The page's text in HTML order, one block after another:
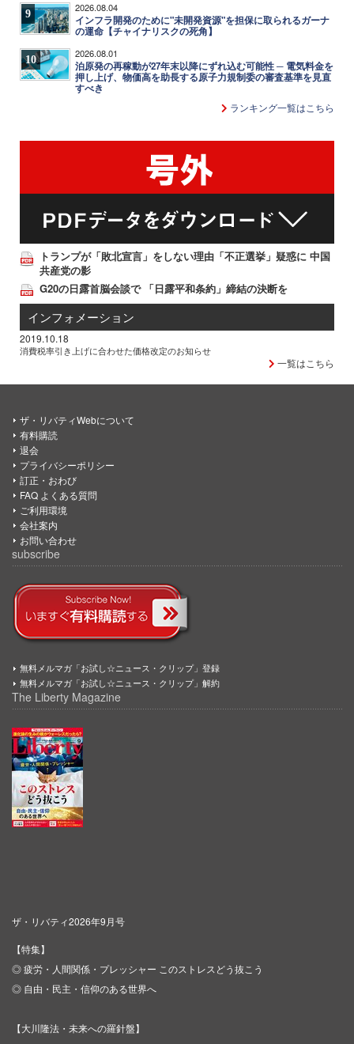
9 2026.08.04
インフラ開発のために"未開発資源"を担保に取られるガーナ
の運命【チャイナリスクの死角】
10 2026.08.01
泊原発の再稼動が27年末以降にずれ込む可能性 ─ 電気料金を
押し上げ、物価高を助長する原子力規制委の審査基準を見直
すべき
ランキング一覧はこちら
トランプが「敗北宣言」をしない理由「不正選挙」疑惑に 中国
共産党の影
G20の日露首脳会談で 「日露平和条約」締結の決断を
インフォメーション
2019.10.18
消費税率引き上げに合わせた価格改定のお知らせ
一覧はこちら
ザ・リバティWebについて
有料購読
退会
プライバシーポリシー
訂正・おわび
FAQ よくある質問
ご利用環境
会社案内
お問い合わせ
subscribe
無料メルマガ「お試し☆ニュース・クリップ」登録
無料メルマガ「お試し☆ニュース・クリップ」解約
The Liberty Magazine
ザ・リバティ2026年9月号
【特集】
◎ 疲労・人間関係・プレッシャー このストレスどう抜こう
◎ 自由・民主・信仰のある世界へ
【大川隆法・未来への羅針盤】